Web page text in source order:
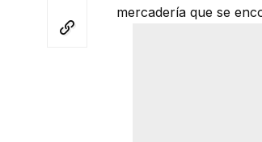
mercadería que se